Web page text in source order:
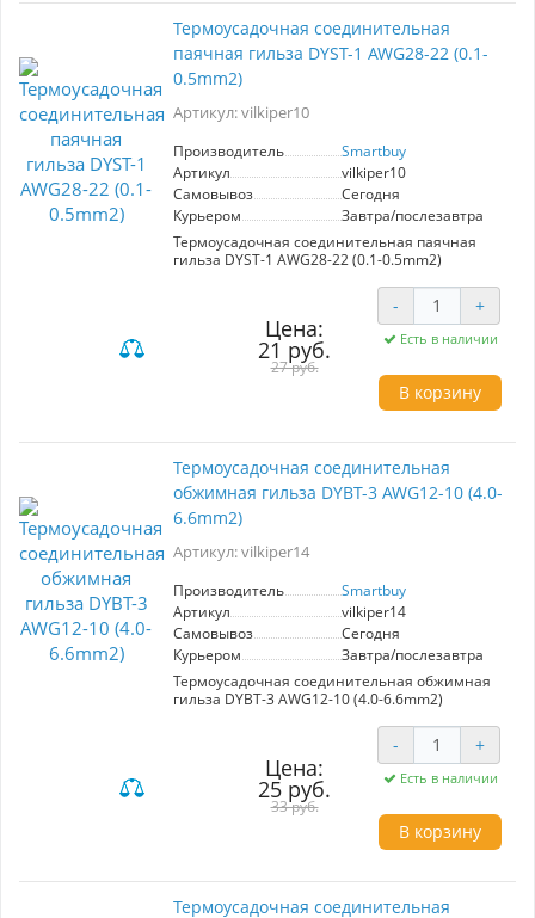
Термоусадочная соединительная
паячная гильза DYST-1 AWG28-22 (0.1-
0.5mm2)
Артикул: vilkiper10
Производитель
Smartbuy
Артикул
vilkiper10
Самовывоз
Сегодня
Курьером
Завтра/послезавтра
Термоусадочная соединительная паячная
гильза DYST-1 AWG28-22 (0.1-0.5mm2)
Цена:
21 руб.
27 руб.
- +
Есть в наличии
В корзину
Термоусадочная соединительная
обжимная гильза DYBT-3 AWG12-10 (4.0-
6.6mm2)
Артикул: vilkiper14
Производитель
Smartbuy
Артикул
vilkiper14
Самовывоз
Сегодня
Курьером
Завтра/послезавтра
Термоусадочная соединительная обжимная
гильза DYBT-3 AWG12-10 (4.0-6.6mm2)
Цена:
25 руб.
33 руб.
- +
Есть в наличии
В корзину
Термоусадочная соединительная